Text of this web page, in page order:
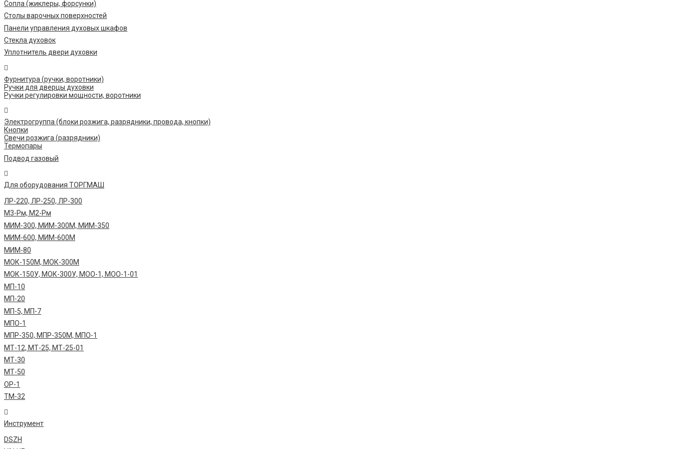
Сопла (жиклеры, форсунки)
Столы варочных поверхностей
Панели управления духовых шкафов
Стекла духовок
Уплотнитель двери духовки
Фурнитура (ручки, воротники)
Ручки для дверцы духовки
Ручки регулировки мощности, воротники
Электрогруппа (блоки розжига, разрядники, провода, кнопки)
Кнопки
Свечи розжига (разрядники)
Термопары
Подвод газовый
Для оборудования ТОРГМАШ
ЛР-220, ЛР-250, ЛР-300
М3-Рм, М2-Рм
МИМ-300, МИМ-300М, МИМ-350
МИМ-600, МИМ-600М
МИМ-80
МОК-150М, МОК-300М
МОК-150У, МОК-300У, МОО-1, МОО-1-01
МП-10
МП-20
МП-5, МП-7
МПО-1
МПР-350, МПР-350М, МПО-1
МТ-12, МТ-25, МТ-25-01
МТ-30
МТ-50
ОР-1
ТМ-32
Инструмент
DSZH